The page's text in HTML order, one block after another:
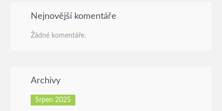
Nejnovější komentáře
Žádné komentáře.
Archivy
Srpen 2025